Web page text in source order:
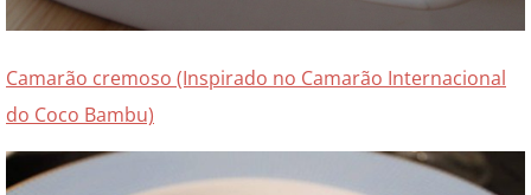
Camarão cremoso (Inspirado no Camarão Internacional
do Coco Bambu)